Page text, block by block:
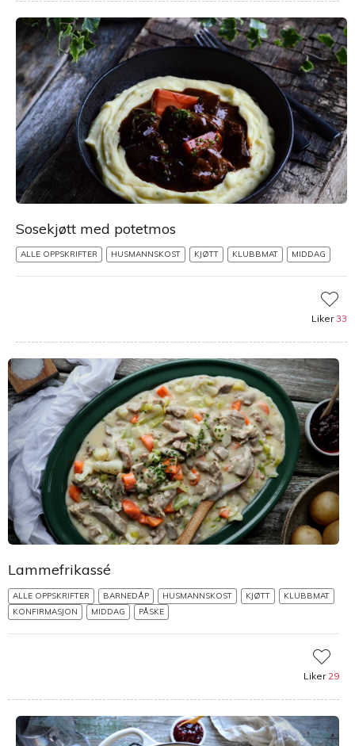
Sosekjøtt med potetmos
ALLE OPPSKRIFTER HUSMANNSKOST KJØTT KLUBBMAT MIDDAG
Liker33
Lammefrikassé
ALLE OPPSKRIFTER BARNEDÅP HUSMANNSKOST KJØTT
KLUBBMAT
KONFIRMASJON
MIDDAG PÅSKE
Liker 29